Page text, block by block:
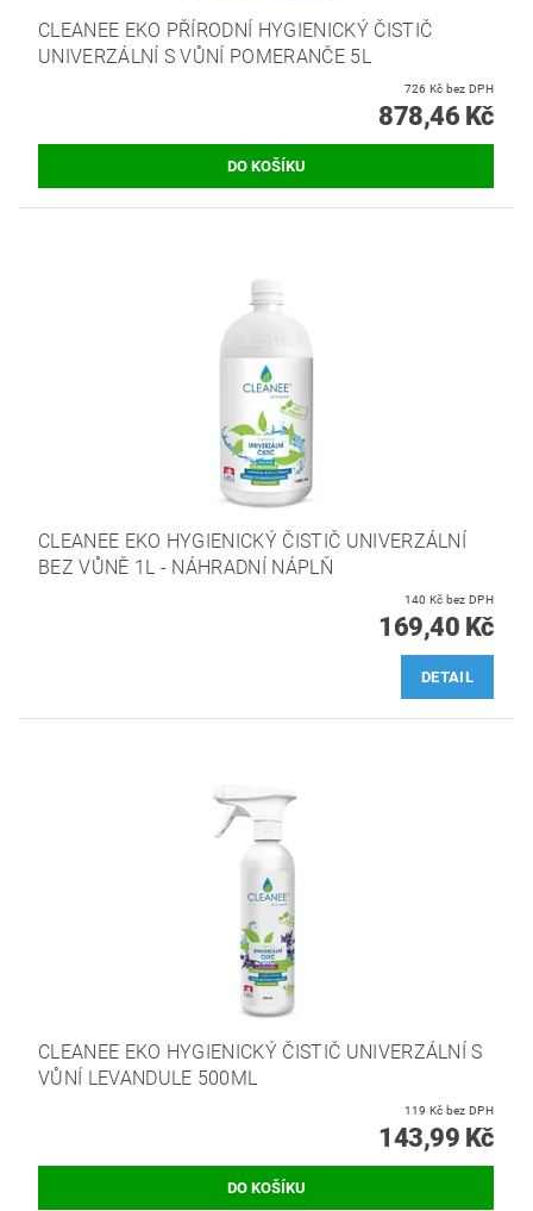
CLEANEE EKO PŘÍRODNÍ HYGIENICKÝ ČISTIČ
UNIVERZÁLNÍ S VŮNÍ POMERANČE 5L
726 Kč bez DPH
878,46 Kč
CLEANEE EKO HYGIENICKÝ ČISTIČ UNIVERZÁLNÍ
BEZ VŮNĚ 1L - NÁHRADNÍ NÁPLŇ
140 Kč bez DPH
169,40 Kč
DETAIL
CLEANEE EKO HYGIENICKÝ ČISTIČ UNIVERZÁLNÍ S
VŮNÍ LEVANDULE 500ML
119 Kč bez DPH
143,99 Kč